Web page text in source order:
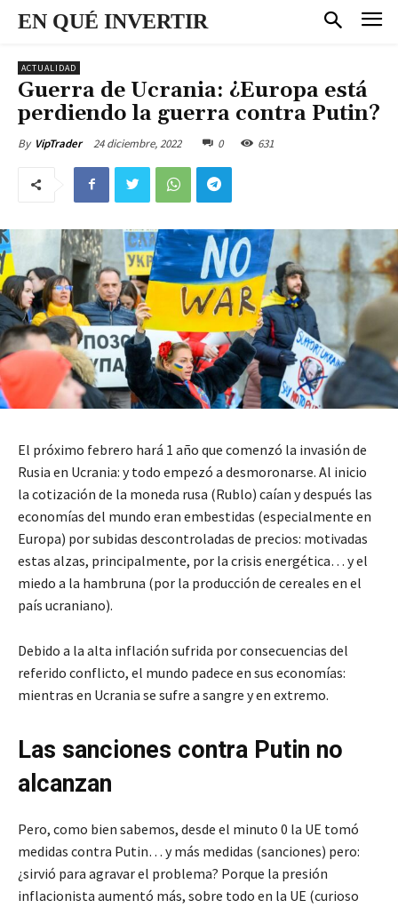
EN QUÉ INVERTIR
ACTUALIDAD
Guerra de Ucrania: ¿Europa está
perdiendo la guerra contra Putin?
By VipTrader 24 diciembre, 2022 0 631
El próximo febrero hará 1 año que comenzó la invasión de
Rusia en Ucrania: y todo empezó a desmoronarse. Al inicio
la cotización de la moneda rusa (Rublo) caían y después las
economías del mundo eran embestidas (especialmente en
Europa) por subidas descontroladas de precios: motivadas
estas alzas, principalmente, por la crisis energética… y el
miedo a la hambruna (por la producción de cereales en el
país ucraniano).
Debido a la alta inflación sufrida por consecuencias del
referido conflicto, el mundo padece en sus economías:
mientras en Ucrania se sufre a sangre y en extremo.
Las sanciones contra Putin no
alcanzan
Pero, como bien sabemos, desde el minuto 0 la UE tomó
medidas contra Putin… y más medidas (sanciones) pero:
¿sirvió para agravar el problema? Porque la presión
inflacionista aumentó más, sobre todo en la UE (curioso